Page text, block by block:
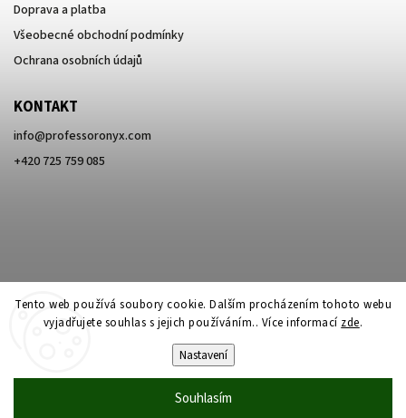
Tento web používá soubory cookie. Dalším procházením tohoto webu
vyjadřujete souhlas s jejich používáním.. Více informací zde.
Nastavení
Souhlasím
Doprava a platba
Všeobecné obchodní podmínky
Ochrana osobních údajů
KONTAKT
info@professoronyx.com
+420 725 759 085
Professor Onyx. Všechna práva vyhrazena.